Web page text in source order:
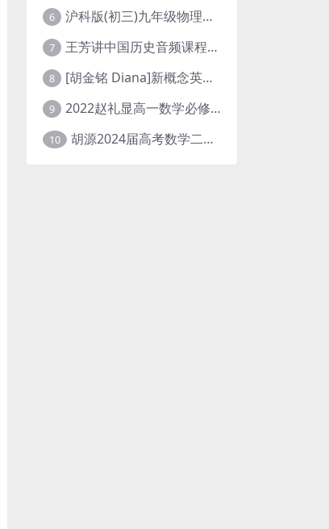
6 沪科版(初三)九年级物理全一册网课教学视频全集(录播版 杜春雨 66讲)
7 王芳讲中国历史音频课程全集(上下五千年)
8 [胡金铭 Diana]新概念英语第1册教学视频课程(全集 百度网盘下载)
9 2022赵礼显高一数学必修一课程视频资源(秋季班 含讲义)百度网盘云
10 胡源2024届高考数学二轮寒假春季精讲 百度网盘分享